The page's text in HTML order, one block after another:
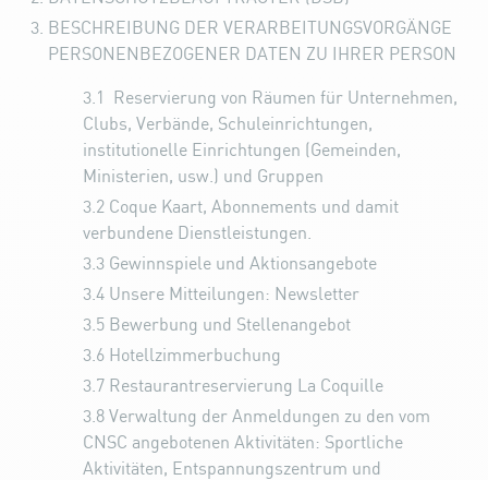
BESCHREIBUNG DER VERARBEITUNGSVORGÄNGE
PERSONENBEZOGENER DATEN ZU IHRER PERSON
3.1
Reservierung von Räumen für Unternehmen,
Clubs, Verbände, Schuleinrichtungen,
institutionelle Einrichtungen (Gemeinden,
Ministerien, usw.) und Gruppen
3.2 Coque Kaart, Abonnements und damit
verbundene Dienstleistungen.
3.3 Gewinnspiele und Aktionsangebote
3.4 Unsere Mitteilungen: Newsletter
3.5 Bewerbung und Stellenangebot
3.6 Hotellzimmerbuchung
3.7 Restaurantreservierung La Coquille
3.8 Verwaltung der Anmeldungen zu den vom
CNSC angebotenen Aktivitäten: Sportliche
Aktivitäten, Entspannungszentrum und